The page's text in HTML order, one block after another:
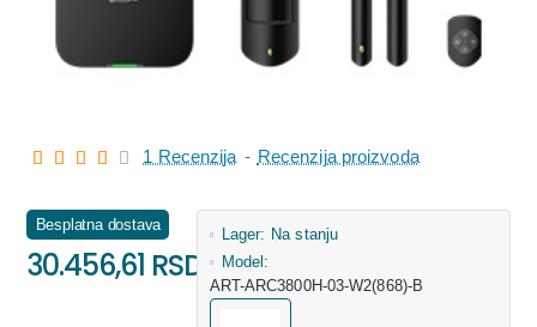
1 Recenzija - Recenzija proizvoda
Besplatna dostava
30.456,61 RSD
Lager: Na stanju
Model:
ART-ARC3800H-03-W2(868)-B